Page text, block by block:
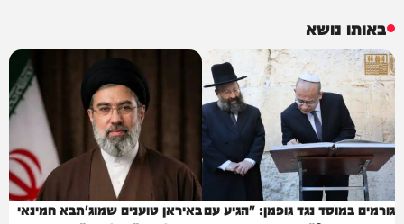
באותו נושא
גורמים במוסד נגד גופמן: "הגיע עםבאיראן טוענים שמוג'תבא חמינאי